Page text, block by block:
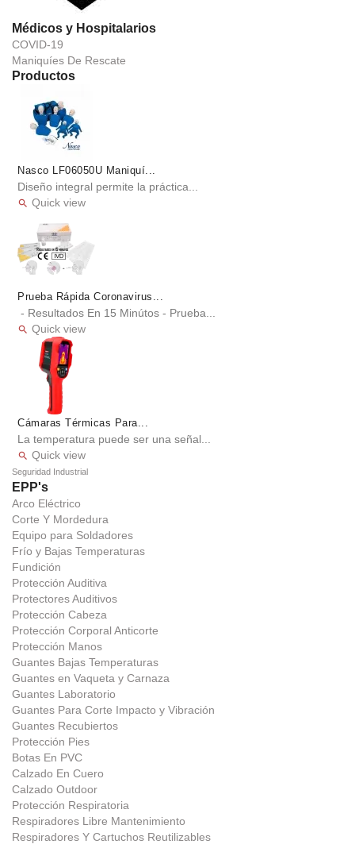
Médicos y Hospitalarios
COVID-19
Maniquíes De Rescate
Productos
Nasco LF06050U Maniquí...
Diseño integral permite la práctica...
 Quick view
Prueba Rápida Coronavirus...
- Resultados En 15 Minútos - Prueba...
 Quick view
Cámaras Térmicas Para...
La temperatura puede ser una señal...
 Quick view
Seguridad Industrial
EPP's
Arco Eléctrico
Corte Y Mordedura
Equipo para Soldadores
Frío y Bajas Temperaturas
Fundición
Protección Auditiva
Protectores Auditivos
Protección Cabeza
Protección Corporal Anticorte
Protección Manos
Guantes Bajas Temperaturas
Guantes en Vaqueta y Carnaza
Guantes Laboratorio
Guantes Para Corte Impacto y Vibración
Guantes Recubiertos
Protección Pies
Botas En PVC
Calzado En Cuero
Calzado Outdoor
Protección Respiratoria
Respiradores Libre Mantenimiento
Respiradores Y Cartuchos Reutilizables